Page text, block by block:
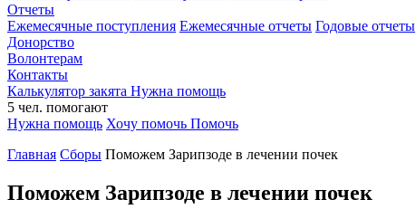
Отчеты
Ежемесячные поступления Ежемесячные отчеты Годовые отчеты
Донорство
Волонтерам
Контакты
Калькулятор закята Нужна помощь
5 чел. помогают
Нужна помощь Хочу помочь Помочь
Главная Сборы Поможем Зарипзоде в лечении почек
Поможем Зарипзоде в лечении почек